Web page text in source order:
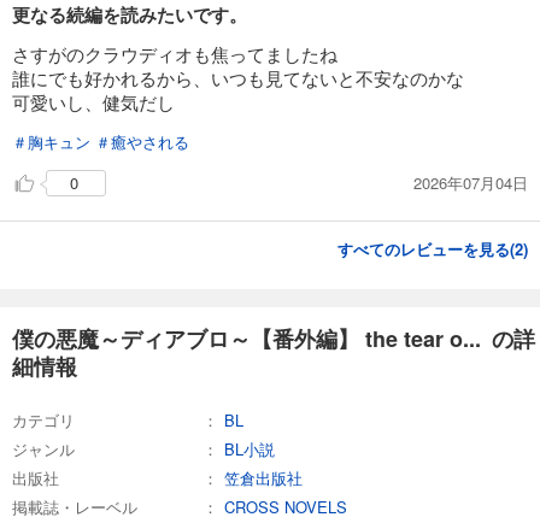
更なる続編を読みたいです。
さすがのクラウディオも焦ってましたね
誰にでも好かれるから、いつも見てないと不安なのかな
可愛いし、健気だし
＃胸キュン ＃癒やされる
0
2026年07月04日
すべてのレビューを見る(2)
僕の悪魔～ディアブロ～【番外編】 the tear o... の詳
細情報
カテゴリ
BL
ジャンル
BL小説
出版社
笠倉出版社
掲載誌・レーベル
CROSS NOVELS